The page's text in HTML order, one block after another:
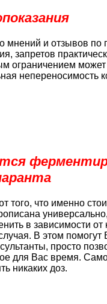
мнений и отзывов по
запретов
ограничением может
непереносимость
того, что именно
в зависимости от
В этом
просто
для Вас время.
никаких доз.